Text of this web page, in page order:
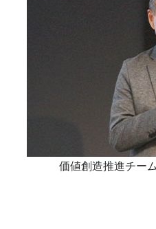
価値創造推進チー